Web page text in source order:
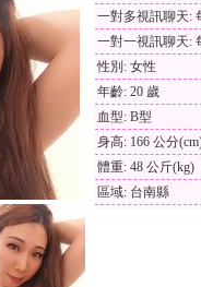
一對多視訊聊天:
一對一視訊聊天:
性別: 女性
年齡: 20 歲
血型: B型
身高: 166 公分
體重: 48 公斤(kg)
區域: 台南縣